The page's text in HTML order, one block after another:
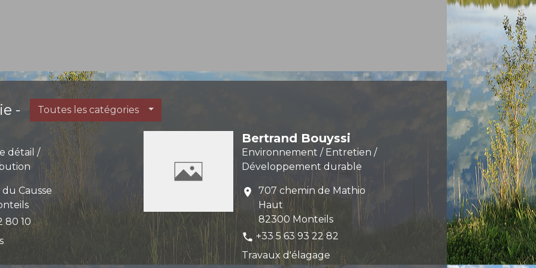
- Toutes les catégories
détail /
Causse
80 10
Bertrand Bouyssi
Environnement / Entretien /
Développement durable
location_on 707 chemin de Mathio
Haut
82300 Monteils
phone +33 5 63 93 22 82
Travaux d'élagage